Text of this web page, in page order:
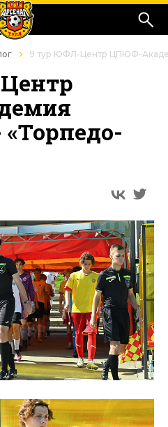
9 тур ЮФЛ-Центр ЦПЮФ-
«Торпедо-